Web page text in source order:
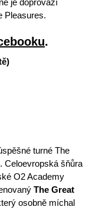
je doprovází
Pleasures.
.
turné The
. Celoevropská šňůra
O2 Academy
The Great
osobně míchal